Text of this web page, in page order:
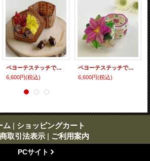
ペヨーテステッチで編むBOX〜紅葉〜
6,600円(税込)
ペヨーテステッチで編むBOX〜プリンセチア〜
6,600円(税込)
ム | ショッピングカート
取引法表示 | ご利用案内
PCサイト